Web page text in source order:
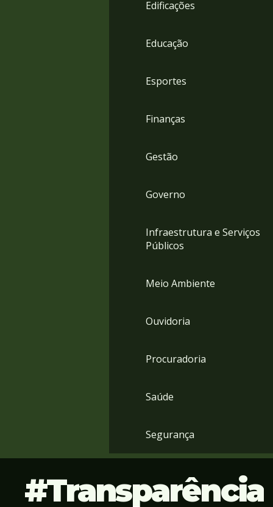
Edificações
Educação
Esportes
Finanças
Gestão
Governo
Infraestrutura e Serviços
Públicos
Meio Ambiente
Ouvidoria
Procuradoria
Saúde
Segurança
Transparência